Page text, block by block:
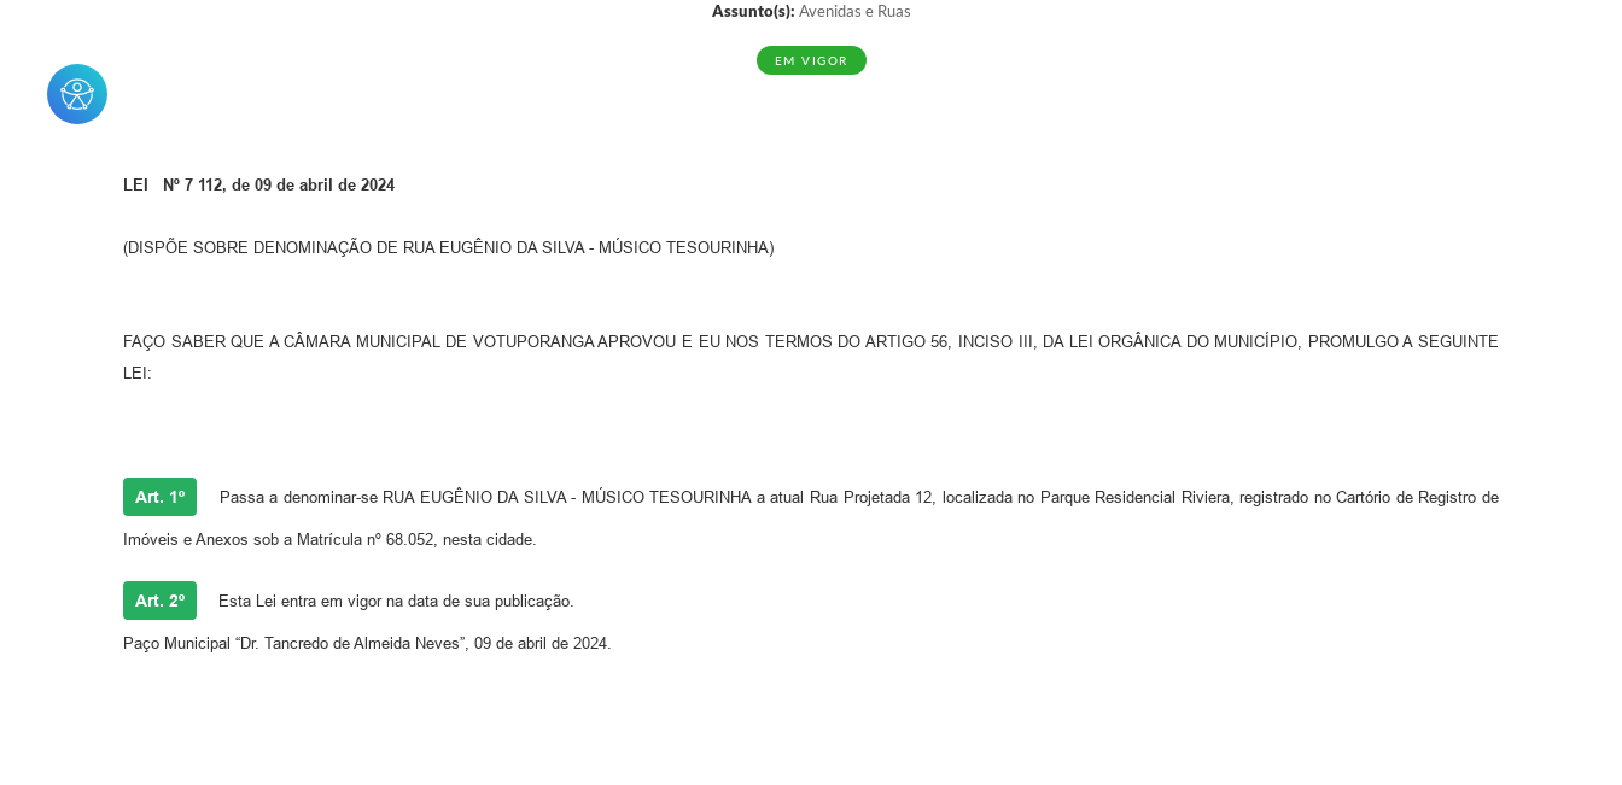
Assunto(s): Avenidas e Ruas
EM VIGOR
LEI Nº 7 112, de 09 de abril de 2024
(DISPÕE SOBRE DENOMINAÇÃO DE RUA EUGÊNIO DA SILVA - MÚSICO TESOURINHA)
FAÇO SABER QUE A CÂMARA MUNICIPAL DE VOTUPORANGA APROVOU E EU NOS TERMOS DO ARTIGO 56, INCISO III, DA LEI ORGÂNICA DO MUNICÍPIO, PROMULGO A SEGUINTE
LEI:
Art. 1º Passa a denominar-se RUA EUGÊNIO DA SILVA - MÚSICO TESOURINHA a atual Rua Projetada 12, localizada no Parque Residencial Riviera, registrado no Cartório de Registro de
Imóveis e Anexos sob a Matrícula nº 68.052, nesta cidade.
Art. 2º Esta Lei entra em vigor na data de sua publicação.
Paço Municipal “Dr. Tancredo de Almeida Neves”, 09 de abril de 2024.